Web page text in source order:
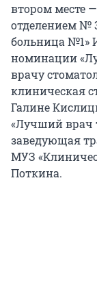
втором месте
отделением №
больница №1»
номинации
врачу
клиническая
Галине
«Лучший врач
заведующая
МУЗ
Поткина.